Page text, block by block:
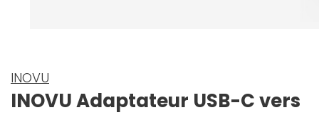
INOVU
INOVU Adaptateur USB-C vers